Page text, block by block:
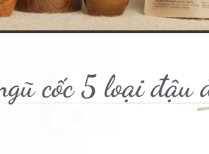
cốc 5 loại đậu